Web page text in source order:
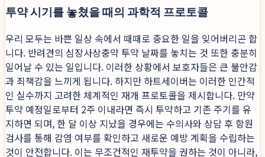
투약 시기를 놓쳤을 때의 과학적 프로토콜
우리 모두는 바쁜 일상 속에서 때때로 중요한 일을 잊어버리곤 합
니다. 반려견의 심장사상충약 투약 날짜를 놓치는 것 또한 충분히
일어날 수 있는 일입니다. 이러한 상황에서 보호자들은 큰 불안감
과 죄책감을 느끼게 됩니다. 하지만 하트세이버는 이러한 인간적
인 실수까지 고려한 체계적인 재개 프로토콜을 제시합니다. 만약
투약 예정일로부터 2주 이내라면 즉시 투약하고 기존 주기를 유
지하면 되며, 한 달 이상 지났을 경우에는 수의사와 상담 후 항원
검사를 통해 감염 여부를 확인하고 새로운 예방 계획을 수립하는
것이 안전합니다. 이는 무조건적인 재투약을 권하는 것이 아니라,